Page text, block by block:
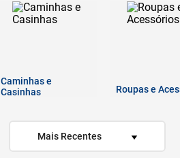
Caminhas e
Casinhas
Roupas e
Mais Recentes
4º
areia
7º
ração úmida